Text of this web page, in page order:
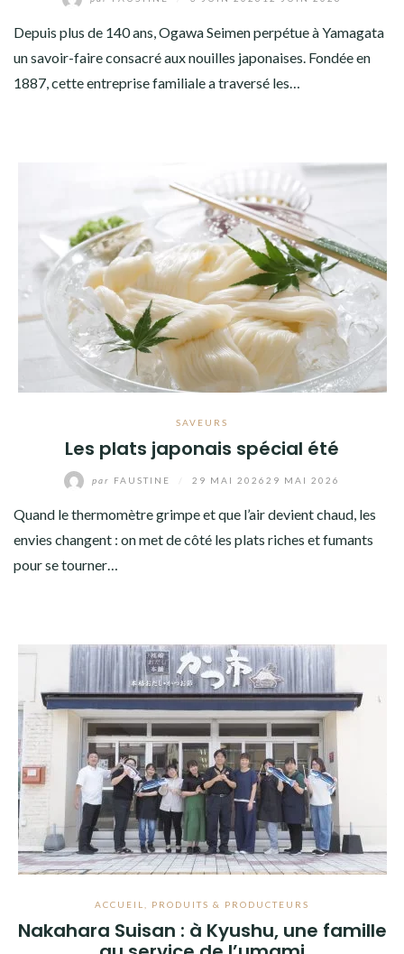
Depuis plus de 140 ans, Ogawa Seimen perpétue à Yamagata
un savoir-faire consacré aux nouilles japonaises. Fondée en
1887, cette entreprise familiale a traversé les…
SAVEURS
Les plats japonais spécial été
par FAUSTINE 29 MAI 2026 29 MAI 2026
Quand le thermomètre grimpe et que l’air devient chaud, les
envies changent : on met de côté les plats riches et fumants
pour se tourner…
ACCUEIL PRODUITS & PRODUCTEURS
Nakahara Suisan : à Kyushu, une famille